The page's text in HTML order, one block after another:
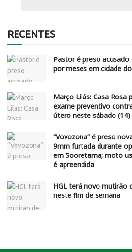
RECENTES
Pastor é preso
por meses em cidade
Março Lilás: Casa
exame preventivo
útero neste sábado (14)
“Vovozona” é preso
9mm furtada durante
em Sooretama; moto
é apreendida
HGL terá novo mutirão
neste fim de semana